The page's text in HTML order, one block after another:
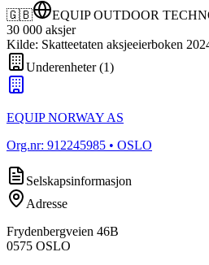
🇬🇧
EQUIP OUTDOOR
30 000 aksjer
Kilde: Skatteetaten aksjeeierboken
Underenheter(1)
EQUIP NORWAY AS
Org.nr: 912245985 • OSLO
Selskapsinformasjon
Adresse
Frydenbergveien 46B
0575 OSLO